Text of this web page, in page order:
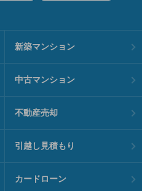
新築マンション
中古マンション
不動産売却
引越し見積もり
カードローン